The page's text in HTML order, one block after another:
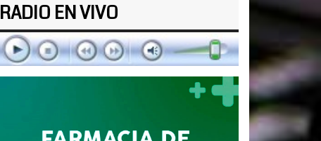
RADIO EN VIVO